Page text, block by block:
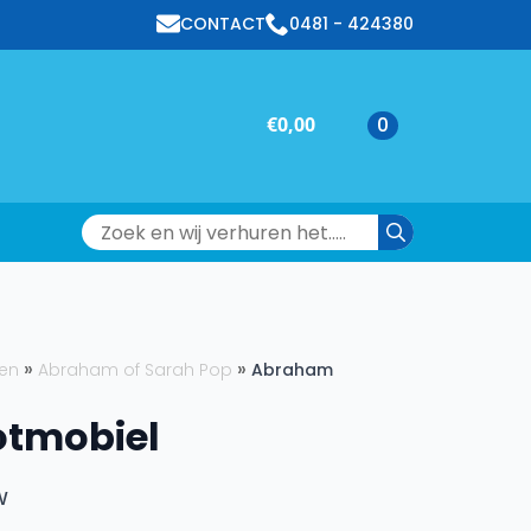
CONTACT 0481 - 424380
€0,00 0
Search
Abraham of Sarah Pop
Abraham